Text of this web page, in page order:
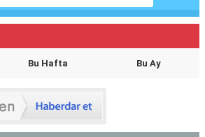
Bu Hafta Bu Ay